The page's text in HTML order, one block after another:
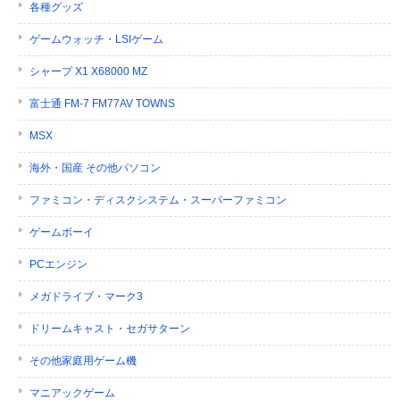
各種グッズ
ゲームウォッチ・LSIゲーム
シャープ X1 X68000 MZ
富士通 FM-7 FM77AV TOWNS
MSX
海外・国産 その他パソコン
ファミコン・ディスクシステム・スーパーファミコン
ゲームボーイ
PCエンジン
メガドライブ・マーク3
ドリームキャスト・セガサターン
その他家庭用ゲーム機
マニアックゲーム